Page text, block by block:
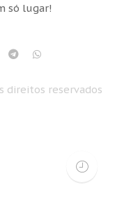
só lugar!
direitos reservados